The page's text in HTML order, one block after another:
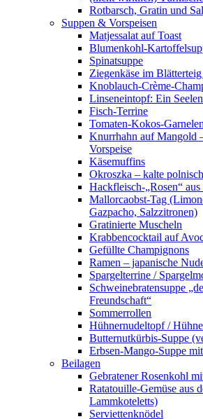
Rotbarsch, Gratin und
Suppen & Vorspeisen
Matjessalat auf Toast
Blumenkohl-
Spinatsuppe
Ziegenkäse im
Knoblauch-Crème-
Linseneintopf: Ein
Fisch-Terrine
Tomaten-Kokos-
Knurrhahn auf Mangold
Vorspeise
Käsemuffins
Okroszka – kalte
Hackfleisch-„Rosen“
Mallorcaobst-Tag
Gazpacho, Salzzitronen)
Gratinierte Muscheln
Krabbencocktail auf
Gefüllte Champignons
Ramen – japanische
Spargelterrine /
Schweinebratensuppe
Freundschaft“
Sommerrollen
Hühnernudeltopf /
Butternutkürbis-Suppe
Erbsen-Mango-Suppe
Beilagen
Gebratener Rosenkohl
Ratatouille-Gemüse aus
Lammkoteletts)
Serviettenknödel